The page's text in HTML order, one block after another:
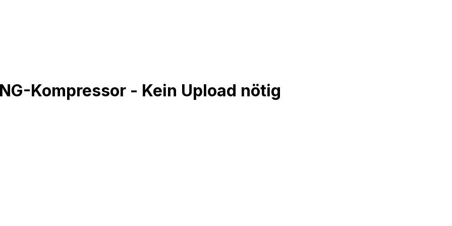
Kompressor - Kein Upload nötig